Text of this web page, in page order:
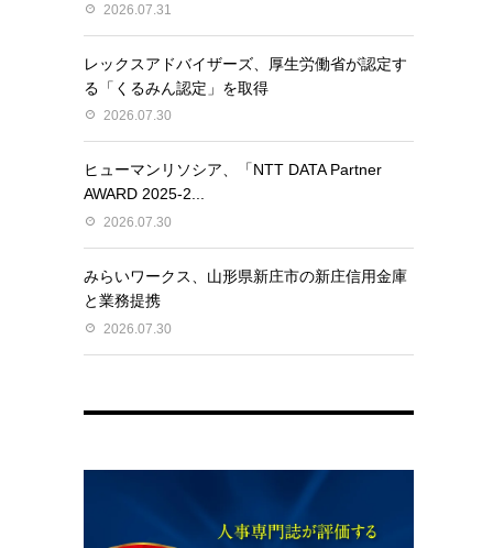
2026.07.31
レックスアドバイザーズ、厚生労働省が認定す
る「くるみん認定」を取得
2026.07.30
ヒューマンリソシア、「NTT DATA Partner
AWARD 2025-2...
2026.07.30
みらいワークス、山形県新庄市の新庄信用金庫
と業務提携
2026.07.30